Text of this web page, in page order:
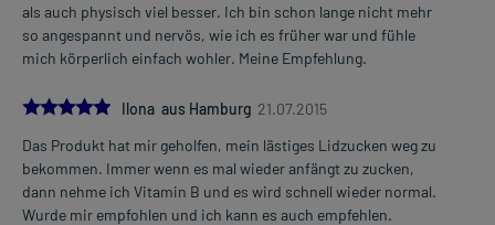
als auch physisch viel besser. Ich bin schon lange nicht mehr
so angespannt und nervös, wie ich es früher war und fühle
mich körperlich einfach wohler. Meine Empfehlung.
5.0
Ilona aus Hamburg 21.07.2015
Das Produkt hat mir geholfen, mein lästiges Lidzucken weg zu
bekommen. Immer wenn es mal wieder anfängt zu zucken,
dann nehme ich Vitamin B und es wird schnell wieder normal.
Wurde mir empfohlen und ich kann es auch empfehlen.